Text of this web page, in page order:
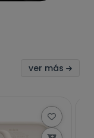
ver más